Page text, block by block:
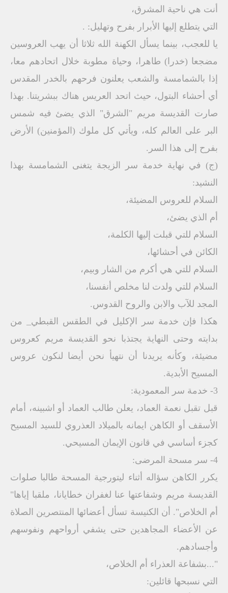
أنت هي ناحية المشرق،
التي يتطلع إليها الأبرار بفرح وتهليل: .
يا للعجب، بينما يسأل الكهنة الله ثلاثا أن يهب العروسين
مضجعا (خدرا) طاهرا، وحياة مطوبة خلال اتحادهم معا،
إذا بالشمامسة والشعب يعلنون فرحهم بالخدر المقدس
أي أحشاء البتول، حيث اتحد العريس هناك ببشريتنا. بهذا
صارت القديسة مريم "الشرق" الذي يضئ فيه شمس
البر على العالم كله، ويأتي كل ملوك (المؤمنين) الأرض
بفرح إلى هذا السر.
(ج) في نهاية خدمة سر الزيجة يتغنى الشمامسة بهذا
النشيد:
السلام للعروس المضيئة،
أم الذي يضئ،
السلام للتي قبلت إليها الكلمة،
الكائن في أحشائها،
السلام للتي هي أكرم من الشار وبيم،
السلام للتي ولدت لنا مخلص أنفسنا،
المجد للآب والابن والروح القدوس.
هكذا فإن خدمة سر الإكليل في الطقس القبطي_ من
بدايته وحتى النهاية يجتذبا نحو القديسة مريم كعروس
مضيئة، وكأنه يريدنا أن نتهيأ نحن أيضا لنكون عروس
المسيح الأبدية.
3- خدمة سر المعمودية:
قبل تقبل نعمة العماد، يعلن طالب العماد أو اشبينه، أمام
الأسقف أو الكاهن ايمانه بالميلاد العذروي للسيد المسيح
كجزء أساسي في قانون الإيمان المسيحي.
4- سر مسحة المرضى:
يكرر الكاهن سؤاله أثناء ليتورجية المسحة طالبا صلوات
القديسة مريم وشفاعتها عنا لغفران خطايانا، ملقبا إياها"
أم الخلاص". أن الكنيسة تسأل أعضائها المنتصرين الصلاة
عن الأعضاء المجاهدين حتى يشفي أرواحهم ونفوسهم
وأجسادهم.
"...بشفاعة العذراء أم الخلاص،
التي نسبحها قائلين: